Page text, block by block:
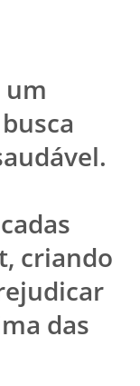
um
criando
das